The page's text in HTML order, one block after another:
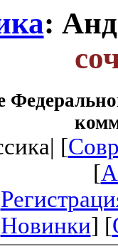
:
[
[
Новинки] [